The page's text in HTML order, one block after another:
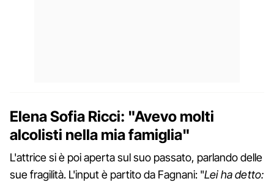
Elena Sofia Ricci: "Avevo molti
alcolisti nella mia famiglia"
L'attrice si è poi aperta sul suo passato, parlando delle
sue fragilità. L'input è partito da Fagnani: "Lei ha detto: